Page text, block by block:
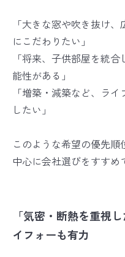
「大きな窓や吹き抜け
にこだわりたい」
「将来、子供部屋を統
能性がある」
「増築・減築など、ラ
したい」
このような希望の優先順
中心に会社選びをすすめ
「気密・断熱を重視
イフォーも有力